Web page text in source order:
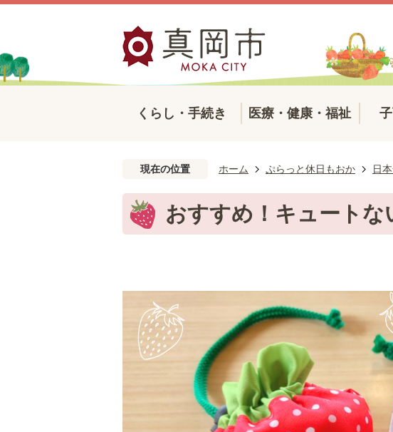
くらし・手続き 医療・健康・福祉
現在の位置 ホーム ぷらっと休日もおか 日
おすすめ！キュート